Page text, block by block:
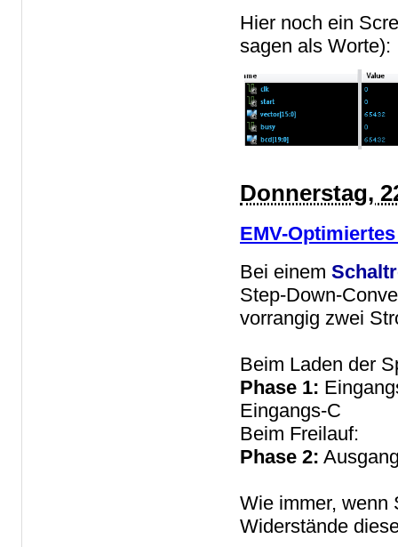
Hier noch ein
sagen als Worte):
Donnerstag,
EMV-
Bei einem
Step-Down-
vorrangig zwei
Beim Laden der
Phase 1:
Eingangs-C
Beim Freilauf:
Phase 2:
Wie immer, wenn
Widerstände